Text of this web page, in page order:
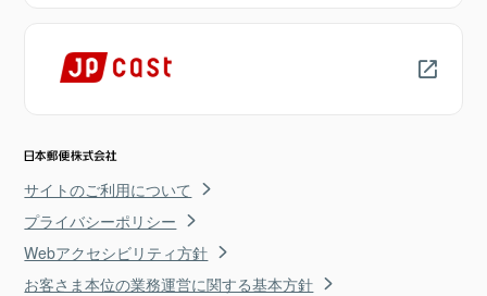
サイトのご利用について
プライバシーポリシー
Webアクセシビリティ方針
お客さま本位の業務運営に関する基本方針